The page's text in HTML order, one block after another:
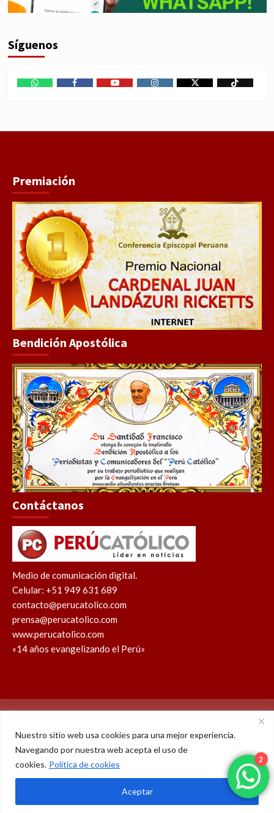
Nuestro sitio web usa cookies para una mejor experiencia.
Navegando por nuestra web acepta el uso de
cookies. Política de cookies
Aceptar
Síguenos
Premiación
Bendición Apostólica
Contáctanos
Medio de comunicación digital.
Celular: +51 949 631 689
contacto@perucatolico.com
prensa@perucatolico.com
www.perucatolico.com
«14 años evangelizando el Perú»
WhatsAppFacebookYoutubeInstagram
X
© Derechos reservados 2026 – Perú Católico | 14 años
evangelizando el Perú